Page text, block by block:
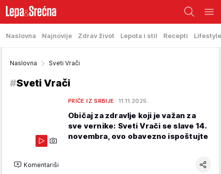
Naslovna Najnovije Zdrav život Lepota i stil Recepti Lifestyle
Naslovna Sveti Vrači
#Sveti Vrači
PRIČE IZ SRBIJE 11.11.2025.
Običaj za zdravlje koji je važan za
sve vernike: Sveti Vrači se slave 14.
novembra, ovo obavezno ispoštujte
Komentariši